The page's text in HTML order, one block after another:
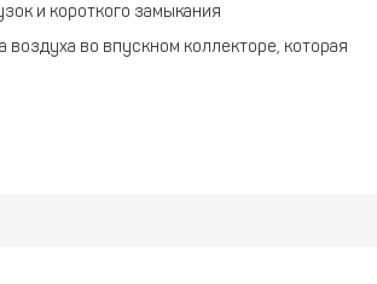
и короткого замыкания
во впускном коллекторе, которая
на панели управления загорается
работу агрегата в течение 10 часов,